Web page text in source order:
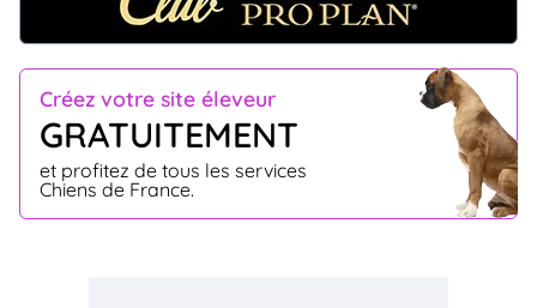
Créez votre site éleveur
GRATUITEMENT
et profitez de tous les services
Chiens de France.